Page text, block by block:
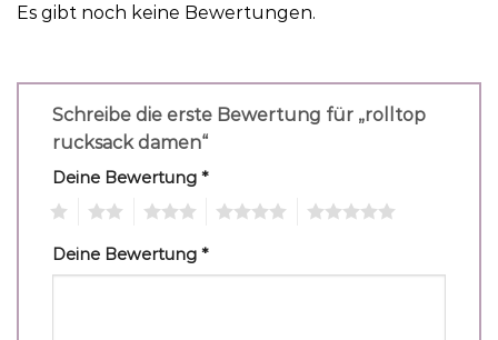
Es gibt noch keine Bewertungen.
Schreibe die erste Bewertung für „rolltop
rucksack damen“
Deine Bewertung *
Deine Bewertung *